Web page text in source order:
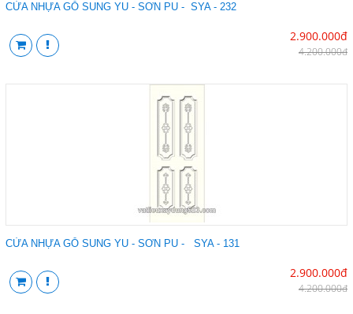
CỬA NHỰA GỖ SUNG YU - SƠN PU - SYA - 232
2.900.000đ
4.200.000đ
CỬA NHỰA GỖ SUNG YU - SƠN PU - SYA - 131
2.900.000đ
4.200.000đ